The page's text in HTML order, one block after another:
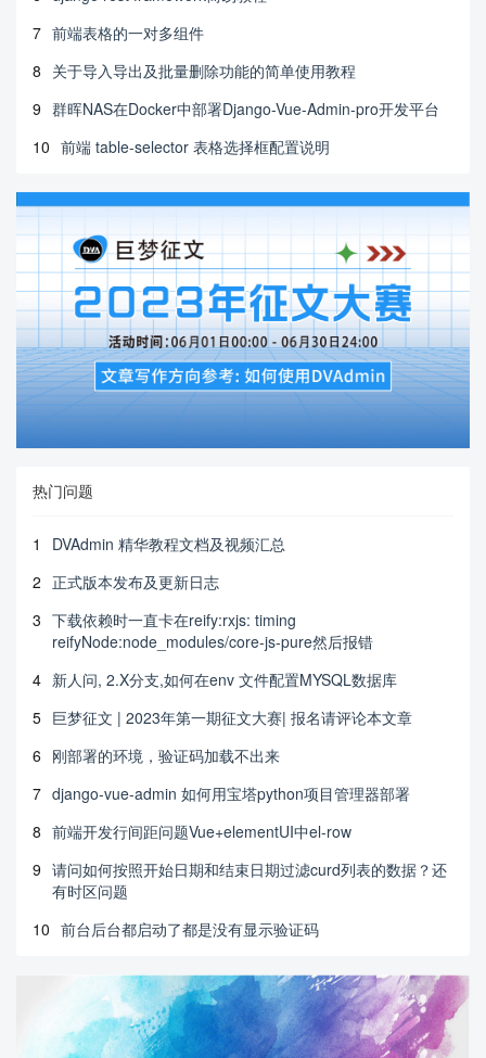
7 前端表格的一对多组件
8 关于导入导出及批量删除功能的简单使用教程
9 群晖NAS在Docker中部署Django-Vue-Admin-pro开发平台
10 前端 table-selector 表格选择框配置说明
热门问题
1
DVAdmin 精华教程文档及视频汇总
2 正式版本发布及更新日志
3 下载依赖时一直卡在reify:rxjs: timing
reifyNode:node_modules/core-js-pure然后报错
4 新人问, 2.X分支,如何在env 文件配置MYSQL数据库
5 巨梦征文 | 2023年第一期征文大赛| 报名请评论本文章
6 刚部署的环境，验证码加载不出来
7 django-vue-admin 如何用宝塔python项目管理器部署
8 前端开发行间距问题Vue+elementUI中el-row
9 请问如何按照开始日期和结束日期过滤curd列表的数据？还
有时区问题
10 前台后台都启动了都是没有显示验证码